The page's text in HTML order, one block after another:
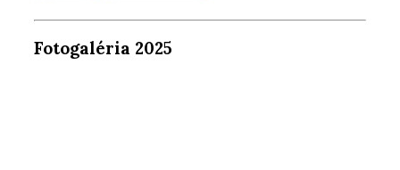
Fotogaléria 2025